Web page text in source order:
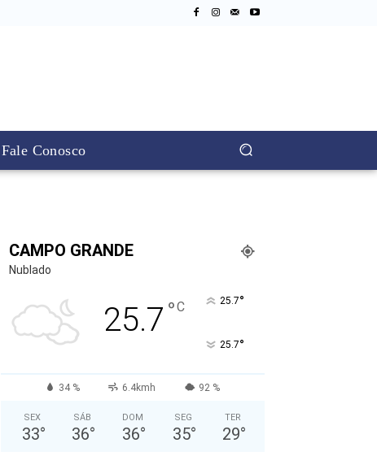
Fale Conosco
CAMPO GRANDE
Nublado
25.7 °C 25.7°
25.7°
34 % 6.4kmh 92 %
SEX
33°
SÁB
36°
DOM
36°
SEG
35°
TER
29°